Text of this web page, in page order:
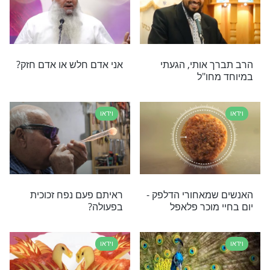
- העבודה היא
גלגולו של מי היה הכלב
השחור שהגיע לשבעה
וידאו